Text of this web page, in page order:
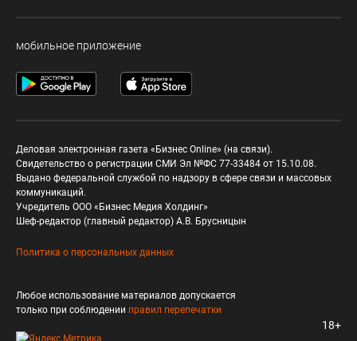
мобильное приложение
Деловая электронная газета «Бизнес Online» (на связи).
Свидетельство о регистрации СМИ Эл №ФС 77-33484 от 15.10.08.
Выдано федеральной службой по надзору в сфере связи и массовых
коммуникаций.
Учредитель ООО «Бизнес Медия Холдинг»
Шеф-редактор (главный редактор) А.В. Брусницын
Политика о персональных данных
Любое использование материалов допускается
только при соблюдении правил перепечатки
18+